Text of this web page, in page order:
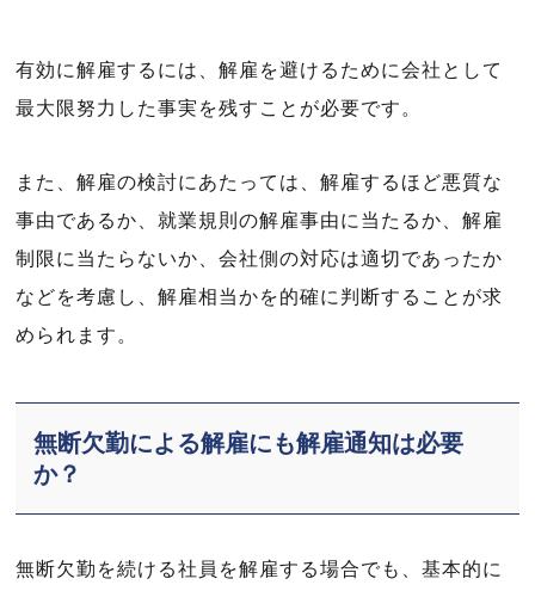
有効に解雇するには、解雇を避けるために会社として
最大限努力した事実を残すことが必要です。
また、解雇の検討にあたっては、解雇するほど悪質な
事由であるか、就業規則の解雇事由に当たるか、解雇
制限に当たらないか、会社側の対応は適切であったか
などを考慮し、解雇相当かを的確に判断することが求
められます。
無断欠勤による解雇にも解雇通知は必要
か？
無断欠勤を続ける社員を解雇する場合でも、基本的に